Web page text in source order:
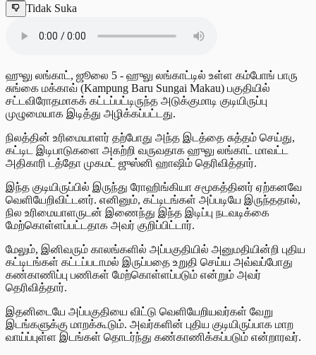
Tidak Suka
ஹுலு லங்காட், ஜூலை 5 - ஹுலு லங்காட்டில் உள்ள கம்போங் பாரு
சுங்கை மக்காவ் (Kampung Baru Sungai Makau) பகுதியில்
சட்டவிரோதமாகக் கட்டப்பட்டிருந்த அடுக்குமாடி குடியிருப்பு
முழுமையாக இடித்து அழிக்கப்பட்டது.
நிலத்தின் உரிமையாளர் தற்போது அந்த இடத்தை சுத்தம் செய்து,
கட்டிட இடிபாடுகளை அகற்றி வருவதாக ஹுலு லங்காட் மாவட்ட
அதிகாரி டத்தோ முகமட் ஜுஸ்னி ஹாஷிம் தெரிவித்தார்.
இந்த குடியிருப்பில் இருந்து ரோஹிங்கியா சமூகத்தினர் ஏற்கனவே
வெளியேறிவிட்டனர். எனினும், கட்டிடங்கள் அப்படியே இருந்ததால்,
நில உரிமையாளருடன் இணைந்து இந்த இடிப்பு நடவடிக்கை
மேற்கொள்ளப்பட்டதாக அவர் குறிப்பிட்டார்.
மேலும், இனிவரும் காலங்களில் அப்பகுதியில் அனுமதியின்றி புதிய
கட்டிடங்கள் கட்டப்படாமல் இருப்பதை உறுதி செய்ய அவ்வப்போது
கண்காணிப்பு பணிகள் மேற்கொள்ளப்படும் என்றும் அவர்
தெரிவித்தார்.
இதனிடையே அப்பகுதியை விட்டு வெளியேறியவர்கள் வேறு
இடங்களுக்கு மாறக்கூடும். அவர்களின் புதிய குடியிருப்பாக மாற
வாய்ப்புள்ள இடங்கள் தொடர்ந்து கண்காணிக்கப்படும் என்றாரவர்.